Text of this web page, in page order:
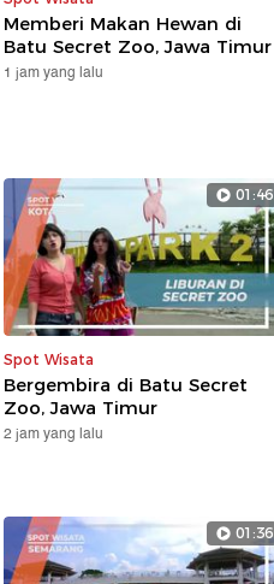
Memberi Makan Hewan di
Batu Secret Zoo, Jawa Timur
1 jam yang lalu
01:46
Spot Wisata
Bergembira di Batu Secret
Zoo, Jawa Timur
2 jam yang lalu
01:36